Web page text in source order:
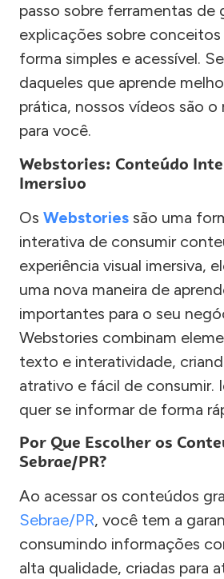
passo sobre ferramentas de
explicações sobre
forma simples e acessível.
daqueles que aprende
prática, nossos vídeos são o
para você.
Webstories: Conteúdo
Imersivo
Os Webstories são uma
interativa de consumir
experiência visual imersiva,
uma nova maneira de
importantes para o seu
Webstories combinam
texto e interatividade,
atrativo e fácil de consumir.
quer se informar de forma
Por Que Escolher os
Sebrae/PR?
Ao acessar os conteúdos
Sebrae/PR, você tem a
consumindo informações
alta qualidade, criadas para